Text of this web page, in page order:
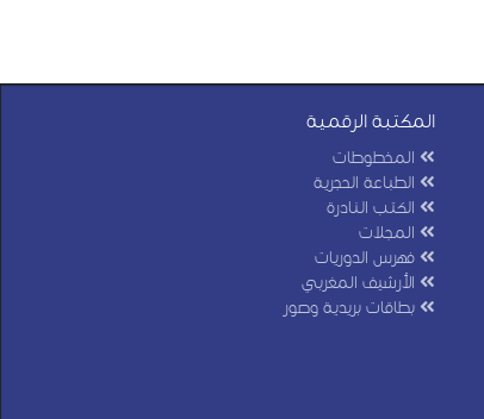
المكتبة الرقمية
المخطوطات
الطباعة الحجرية
الكتب النادرة
المجلات
فهرس الدوريات
الأرشيف المغربي
بطاقات بريدية وصور